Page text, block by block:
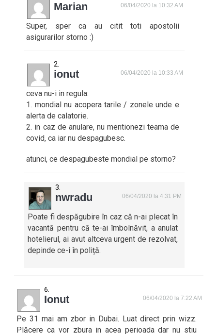
Marian 06/04/2020 la 10:32 AM
Super, sper ca au citit toti apostolii
asigurarilor storno :)
ionut 06/04/2020 la 10:33 AM
ceva nu-i in regula:
1. mondial nu acopera tarile / zonele unde e
alerta de calatorie.
2. in caz de anulare, nu mentionezi teama de
covid, ca iar nu despagubesc.
atunci, ce despagubeste mondial pe storno?
nwradu 06/04/2020 la 4:31 PM
Poate fi despăgubire în caz că n-ai plecat în
vacantă pentru că te-ai îmbolnăvit, a anulat
hotelierul, ai avut altceva urgent de rezolvat,
depinde ce-i în poliță.
Ionut 06/04/2020 la 7:22 AM
Pe 31 mai am zbor in Dubai. Luat direct prin wizz.
Plăcere ca vor zbura in acea perioada dar nu stiu